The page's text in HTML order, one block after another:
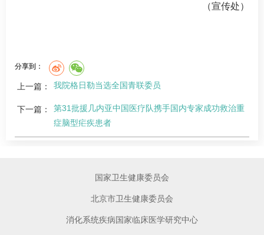
（宣传处）
分享到：
上一篇： 我院格日勒当选全国青联委员
下一篇：
第31批援几内亚中国医疗队携手国内专家成功救治重
症脑型疟疾患者
国家卫生健康委员会
北京市卫生健康委员会
消化系统疾病国家临床医学研究中心